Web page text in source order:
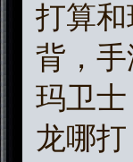
打算
背，
玛卫
龙哪